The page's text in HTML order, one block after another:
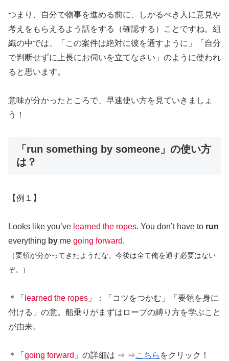
つまり、自分で物事を進める前に、しかるべき人に意見や
考えをもらえるよう話をする（確認する）ことですね。組
織の中では、「この案件は絶対に彼を通すように」「自分
で判断せずに上長にお伺いを立てなさい」のように使われ
ると思います。
意味が分かったところで、早速使い方を見ていきましょ
う！
「run something by someone」の使い方
は？
【例１】
Looks like you’ve learned the ropes. You don’t have to run
everything by me going forward.
（要領が分かってきたようだな。今後は全て俺を通す必要はない
ぞ。）
＊「 learned the ropes 」：「コツをつかむ」「要領を身に
付ける」の意。船乗りがまずはロープの縛り方を学ぶこと
が由来。
＊「 going forward 」の詳細は ⇒ ⇒こちら をクリック！